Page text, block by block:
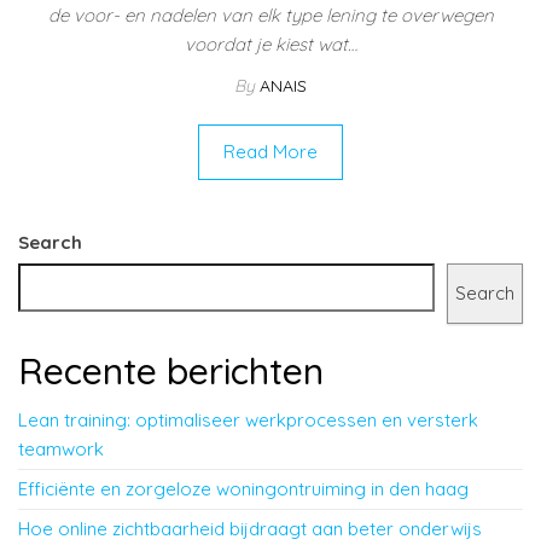
de voor- en nadelen van elk type lening te overwegen
voordat je kiest wat…
By ANAIS
Read More
Search
Search
Recente berichten
Lean training: optimaliseer werkprocessen en versterk
teamwork
Efficiënte en zorgeloze woningontruiming in den haag
Hoe online zichtbaarheid bijdraagt aan beter onderwijs